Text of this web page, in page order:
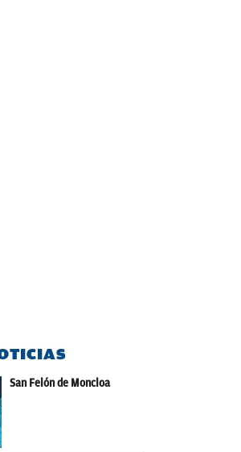
San Felón de Moncloa